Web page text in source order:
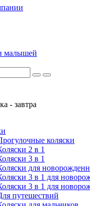
малышей
- завтра
коляски
2 в 1
3 в 1
для
3 в 1 для
3 в 1 для
путешествий